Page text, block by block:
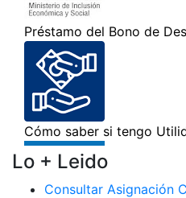
Lo + Leido
Consultar Asignación